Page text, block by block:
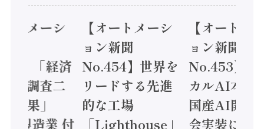
トメーシ
】「経済
態調査二
結果」
年製造業 付
【オートメーシ
ョン新聞
No.454】世界を
リードする先進
的な工場
「Lighthouse」
【オートメ
ョン新聞
No.453】フ
カルAI本格
国産AI開発
会実装に活